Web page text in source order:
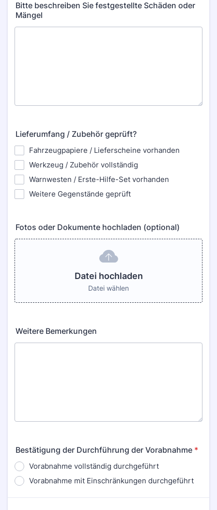
Bitte beschreiben Sie festgestellte Schäden oder
Mängel
Lieferumfang / Zubehör geprüft?
Fahrzeugpapiere / Lieferscheine vorhanden
Werkzeug / Zubehör vollständig
Warnwesten / Erste-Hilfe-Set vorhanden
Weitere Gegenstände geprüft
Fotos oder Dokumente hochladen (optional)
Datei hochladen
Datei wählen
Weitere Bemerkungen
Bestätigung der Durchführung der Vorabnahme *
Vorabnahme vollständig durchgeführt
Vorabnahme mit Einschränkungen durchgeführt